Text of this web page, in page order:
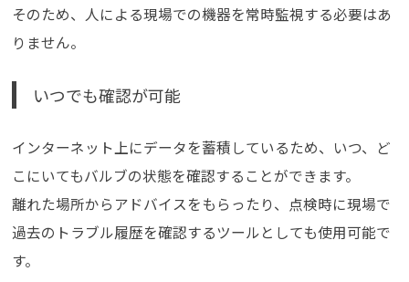
そのため、人による現場での機器を常時監視する必要はあ
りません。
いつでも確認が可能
インターネット上にデータを蓄積しているため、いつ、ど
こにいてもバルブの状態を確認することができます。
離れた場所からアドバイスをもらったり、点検時に現場で
過去のトラブル履歴を確認するツールとしても使用可能で
す。